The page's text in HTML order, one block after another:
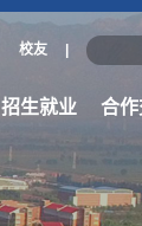
校友
招生就业 合